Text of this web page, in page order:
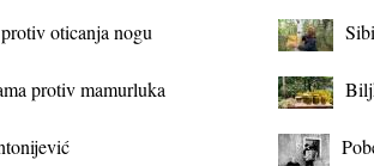
oticanja nogu
protiv mamurluka